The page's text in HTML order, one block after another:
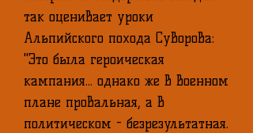
так оценивает уроки
Альпийского похода Суворова:
"Это была героическая
кампания... однако же в военном
плане провальная, а в
политическом - безрезультатная.